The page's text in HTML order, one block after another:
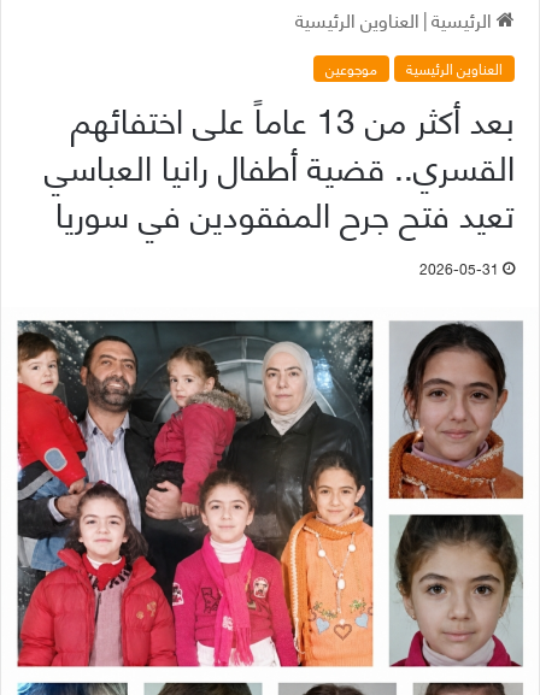
الرئيسية|العناوين الرئيسية
العناوين الرئيسية موجوعين
بعد أكثر من 13 عاماً على اختفائهم
القسري.. قضية أطفال رانيا العباسي
تعيد فتح جرح المفقودين في سوريا
2026-05-31